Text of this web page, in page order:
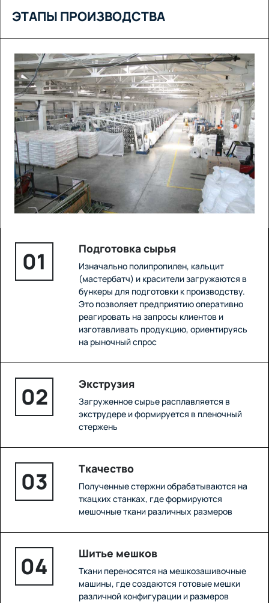
ЭТАПЫ ПРОИЗВОДСТВА
01 Подготовка сырья
Изначально полипропилен, кальцит
(мастербатч) и красители загружаются в
бункеры для подготовки к производству.
Это позволяет предприятию оперативно
реагировать на запросы клиентов и
изготавливать продукцию, ориентируясь
на рыночный спрос
02 Экструзия
Загруженное сырье расплавляется в
экструдере и формируется в пленочный
стержень
03 Ткачество
Полученные стержни обрабатываются на
ткацких станках, где формируются
мешочные ткани различных размеров
04 Шитье мешков
Ткани переносятся на мешкозашивочные
машины, где создаются готовые мешки
различной конфигурации и размеров